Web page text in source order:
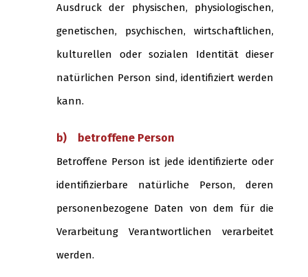
Ausdruck der physischen, physiologischen,
genetischen, psychischen, wirtschaftlichen,
kulturellen oder sozialen Identität dieser
natürlichen Person sind, identifiziert werden
kann.
b) betroffene Person
Betroffene Person ist jede identifizierte oder
identifizierbare natürliche Person, deren
personenbezogene Daten von dem für die
Verarbeitung Verantwortlichen verarbeitet
werden.